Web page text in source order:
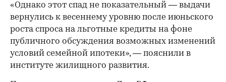
«Однако этот спад не показательный — выдачи
вернулись к весеннему уровню после июньского
роста спроса на льготные кредиты на фоне
публичного обсуждения возможных изменений
условий семейной ипотеки», — пояснили в
институте жилищного развития.